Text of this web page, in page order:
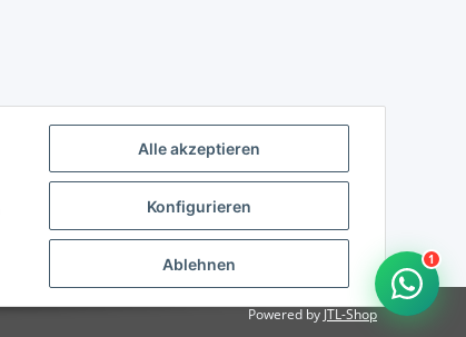
Alle akzeptieren
Konfigurieren
Ablehnen
Powered by JTL-Shop
Datenschutzerklärung
1